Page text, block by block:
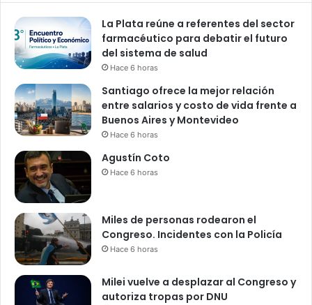
La Plata reúne a referentes del sector
farmacéutico para debatir el futuro
del sistema de salud
Hace 6 horas
Santiago ofrece la mejor relación
entre salarios y costo de vida frente a
Buenos Aires y Montevideo
Hace 6 horas
Agustín Coto
Hace 6 horas
Miles de personas rodearon el
Congreso. Incidentes con la Policía
Hace 6 horas
Milei vuelve a desplazar al Congreso y
autoriza tropas por DNU